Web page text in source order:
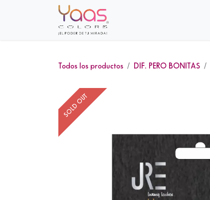
Todos los productos DIF. PERO BONITAS
SOLD OUT